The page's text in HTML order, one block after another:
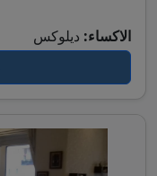
الاكساء: ديلوكس